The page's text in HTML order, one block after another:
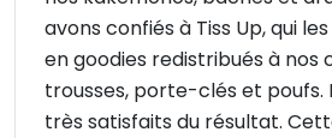
avons confiés à Tiss Up, qui
en goodies redistribués à nos
trousses, porte-clés et poufs.
très satisfaits du résultat.